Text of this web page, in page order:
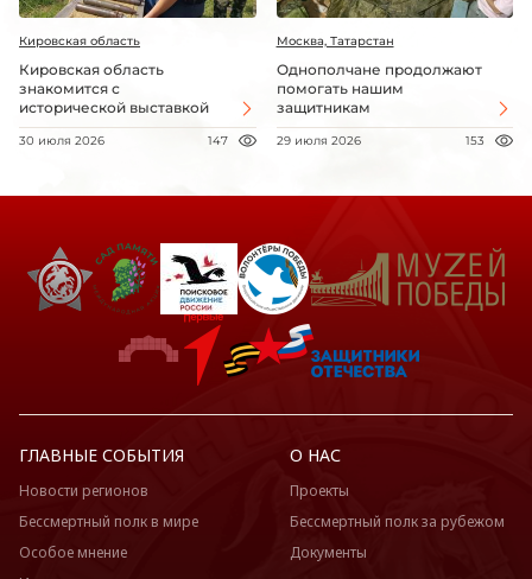
Кировская область
Кировская область
знакомится с
исторической выставкой
30 июля 2026 147
Москва, Татарстан
Однополчане продолжают
помогать нашим
защитникам
29 июля 2026 153
ГЛАВНЫЕ СОБЫТИЯ
Новости регионов
Бессмертный полк в мире
Особое мнение
О НАС
Проекты
Бессмертный полк за рубежом
Документы